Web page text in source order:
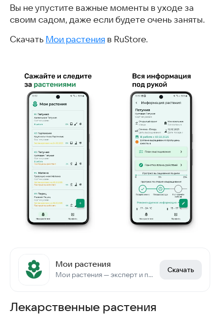
Вы не упустите важные моменты в уходе за
своим садом, даже если будете очень заняты.
Скачать Мои растения в RuStore.
Мои растения
Мои растения — эксперт и помощник по уходу за растениями в Вашем саду.
Скачать
Лекарственные растения